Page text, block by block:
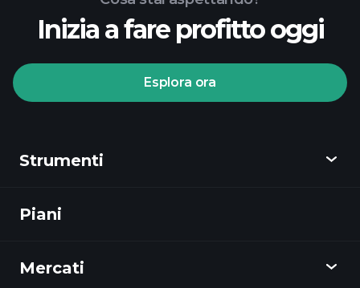
torneos Playtrade
bróker recomendado
mercado impulsados por IA
Inizia a fare profitto oggi
Esplora ora
Strumenti
Scopri
Piani
Mercati